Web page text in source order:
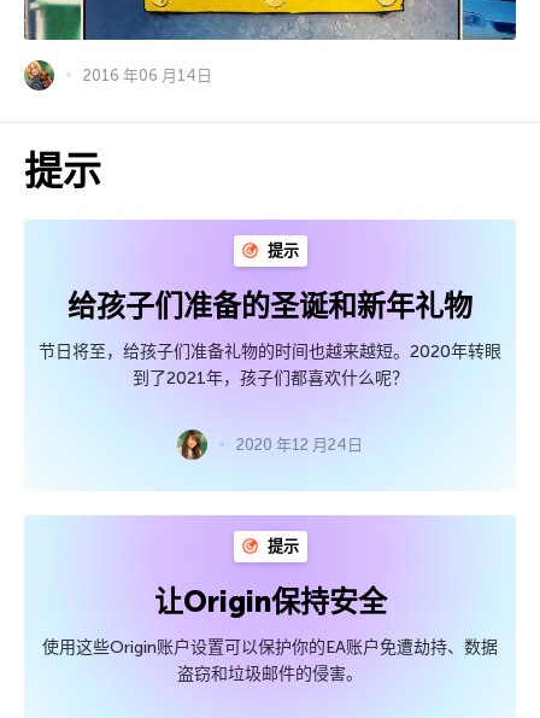
2016 年06 月14日
提示
提示
给孩子们准备的圣诞和新年礼物
节日将至，给孩子们准备礼物的时间也越来越短。2020年转眼
到了2021年，孩子们都喜欢什么呢？
2020 年12 月24日
提示
让Origin保持安全
使用这些Origin账户设置可以保护你的EA账户免遭劫持、数据
盗窃和垃圾邮件的侵害。